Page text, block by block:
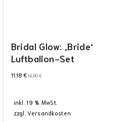
Bridal Glow: ‚Bride‘
Luftballon-Set
14,90€
11,18€
inkl. 19 % MwSt.
zzgl.Versandkosten